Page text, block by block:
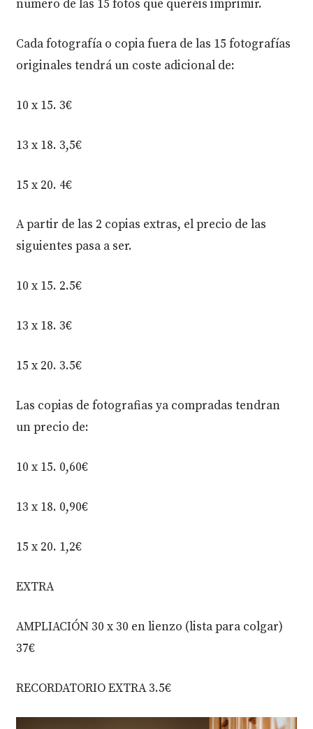
numero de las 15 fotos que queréis imprimir.
Cada fotografía o copia fuera de las 15 fotografías
originales tendrá un coste adicional de:
10 x 15. 3€
13 x 18. 3,5€
15 x 20. 4€
A partir de las 2 copias extras, el precio de las
siguientes pasa a ser.
10 x 15. 2.5€
13 x 18. 3€
15 x 20. 3.5€
Las copias de fotografias ya compradas tendran
un precio de:
10 x 15. 0,60€
13 x 18. 0,90€
15 x 20. 1,2€
EXTRA
AMPLIACIÓN 30 x 30 en lienzo (lista para colgar)
37€
RECORDATORIO EXTRA 3.5€